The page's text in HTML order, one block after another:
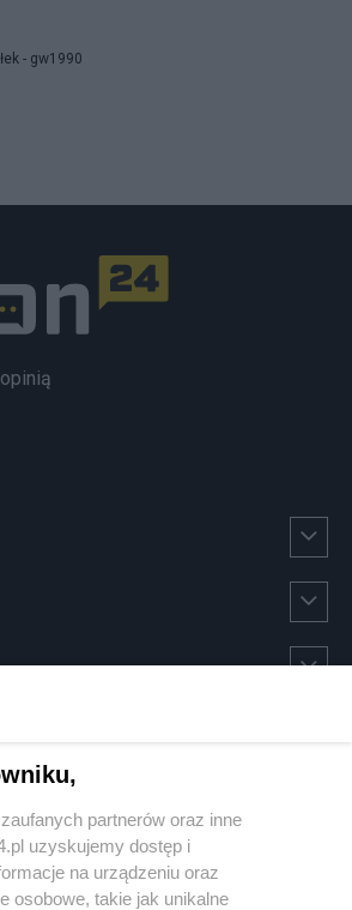
- gw1990
partnerów oraz inne
uzyskujemy dostęp i
na urządzeniu oraz
osobowe, takie jak unikalne